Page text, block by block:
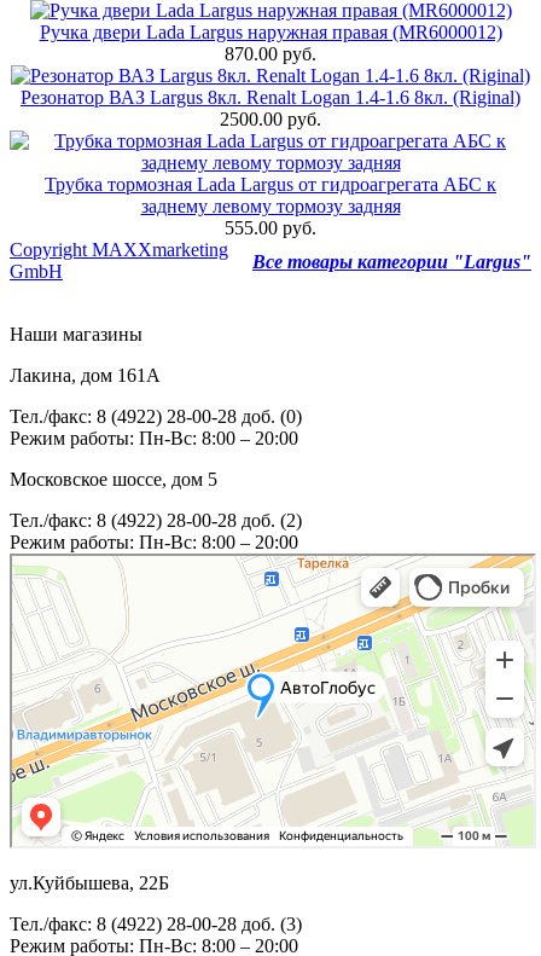
Ручка двери Lada Largus наружная правая (MR6000012)
870.00 руб.
Резонатор ВАЗ Largus 8кл. Renalt Logan 1.4-1.6 8кл. (Riginal)
2500.00 руб.
Трубка тормозная Lada Largus от гидроагрегата АБС к
заднему левому тормозу задняя
555.00 руб.
Все товары категории "Largus"
Copyright MAXXmarketing
GmbH
Наши магазины
Лакина, дом 161А
Тел./факс: 8 (4922) 28-00-28 доб. (0)
Режим работы: Пн-Вс: 8:00 – 20:00
Московское шоссе, дом 5
Тел./факс: 8 (4922) 28-00-28 доб. (2)
Режим работы: Пн-Вс: 8:00 – 20:00
ул.Куйбышева, 22Б
Тел./факс: 8 (4922) 28-00-28 доб. (3)
Режим работы: Пн-Вс: 8:00 – 20:00